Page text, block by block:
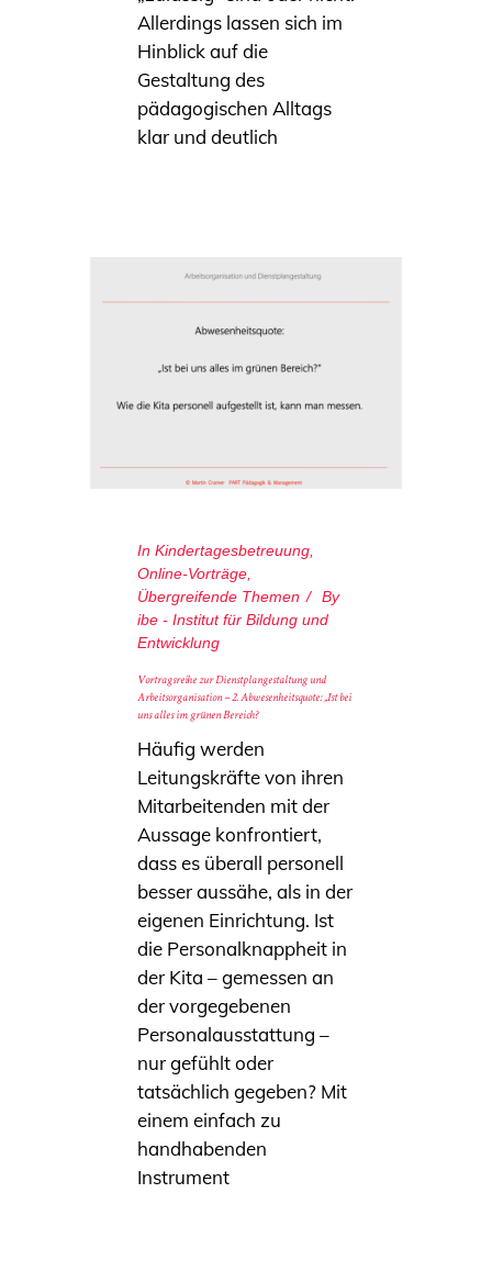
Allerdings lassen sich im
Hinblick auf die
Gestaltung des
pädagogischen Alltags
klar und deutlich
In Kindertagesbetreuung,
Online-Vorträge,
Übergreifende Themen
By
ibe - Institut für Bildung und
Entwicklung
Vortragsreihe zur Dienstplangestaltung und
Arbeitsorganisation – 2. Abwesenheitsquote: „Ist bei
uns alles im grünen Bereich?
Häufig werden
Leitungskräfte von ihren
Mitarbeitenden mit der
Aussage konfrontiert,
dass es überall personell
besser aussähe, als in der
eigenen Einrichtung. Ist
die Personalknappheit in
der Kita – gemessen an
der vorgegebenen
Personalausstattung –
nur gefühlt oder
tatsächlich gegeben? Mit
einem einfach zu
handhabenden
Instrument